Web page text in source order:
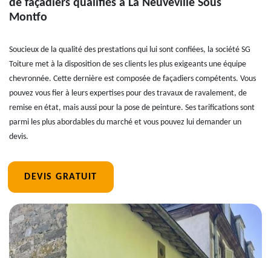
de façadiers qualifiés à La Neuveville Sous
Montfo
Soucieux de la qualité des prestations qui lui sont confiées, la société SG
Toiture met à la disposition de ses clients les plus exigeants une équipe
chevronnée. Cette dernière est composée de façadiers compétents. Vous
pouvez vous fier à leurs expertises pour des travaux de ravalement, de
remise en état, mais aussi pour la pose de peinture. Ses tarifications sont
parmi les plus abordables du marché et vous pouvez lui demander un
devis.
DEVIS GRATUIT